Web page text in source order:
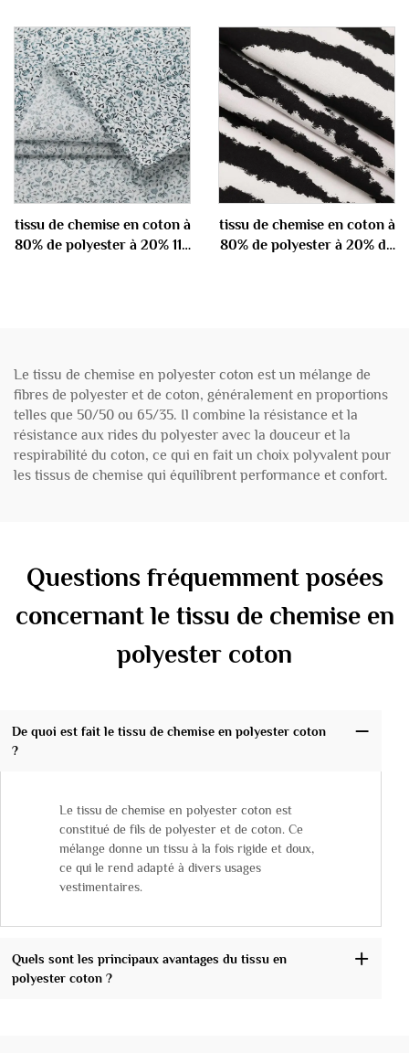
tissu de chemise en coton à
80% de polyester à 20% 110
tissu de chemise en coton à
80% de polyester à 20% de
Le tissu de chemise en polyester coton est un mélange de
fibres de polyester et de coton, généralement en proportions
telles que 50/50 ou 65/35. Il combine la résistance et la
résistance aux rides du polyester avec la douceur et la
respirabilité du coton, ce qui en fait un choix polyvalent pour
les tissus de chemise qui équilibrent performance et confort.
Questions fréquemment posées
concernant le tissu de chemise en
polyester coton
De quoi est fait le tissu de chemise en polyester coton
?
Le tissu de chemise en polyester coton est
constitué de fils de polyester et de coton. Ce
mélange donne un tissu à la fois rigide et doux,
ce qui le rend adapté à divers usages
vestimentaires.
Quels sont les principaux avantages du tissu en
polyester coton ?